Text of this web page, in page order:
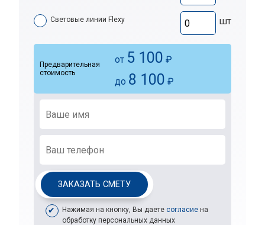
Световые линии Flexy шт
Предварительная
стоимость
от 5 100 ₽
до 8 100 ₽
ЗАКАЗАТЬ СМЕТУ
Нажимая на кнопку, Вы даете согласие на
обработку персональных данных